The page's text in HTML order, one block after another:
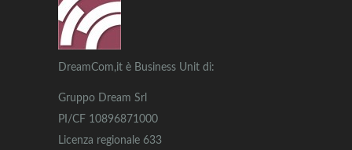
DreamCom,it è Business Unit di:
Gruppo Dream Srl
PI/CF 10896871000
Licenza regionale 633